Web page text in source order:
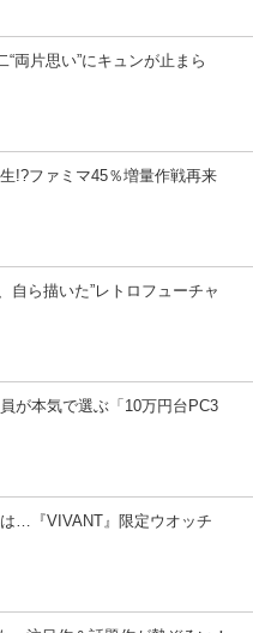
両片思い”にキュンが止まら
!?ファミマ45％増量作戦再来
ら描いた”レトロフューチャ
が本気で選ぶ「10万円台PC3
…『VIVANT』限定ウオッチ